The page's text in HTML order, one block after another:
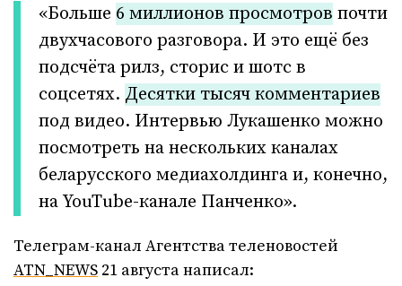
«Больше 6 миллионов просмотров почти
двухчасового разговора. И это ещё без
подсчёта рилз, сторис и шотс в
соцсетях. Десятки тысяч комментариев
под видео. Интервью Лукашенко можно
посмотреть на нескольких каналах
беларусского медиахолдинга и, конечно,
на YouTube-канале Панченко».
Телеграм-канал Агентства теленовостей
ATN_NEWS 21 августа написал: